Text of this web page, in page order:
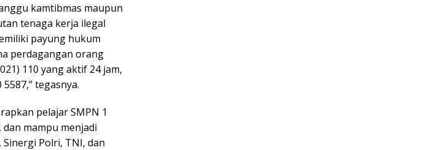
kamtibmas maupun
tenaga kerja ilegal
payung hukum
perdagangan orang
110 yang aktif 24 jam,
tegasnya.
pelajar SMPN 1
mampu menjadi
Polri, TNI, dan